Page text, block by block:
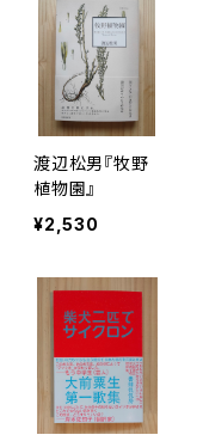
渡辺松男『牧野
植物園』
¥2,530